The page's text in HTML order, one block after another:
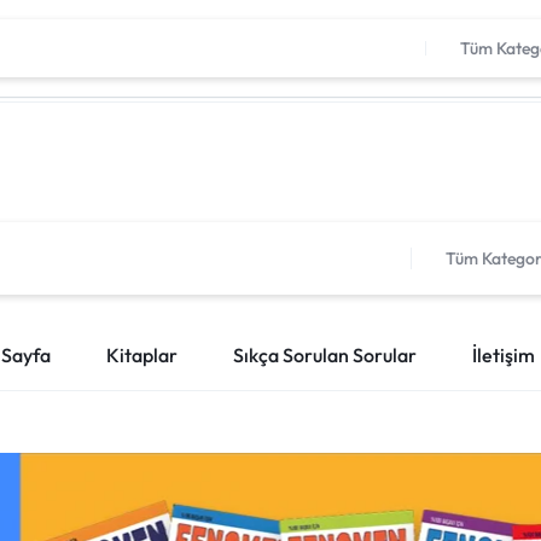
Tüm
Kitaplar Sıkça Sorulan Sorular İletişim
Tüm